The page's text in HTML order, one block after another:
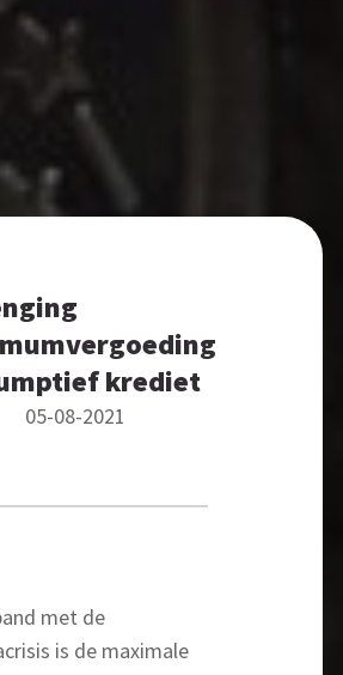
krediet
05-08-2021
met de
is de maximale